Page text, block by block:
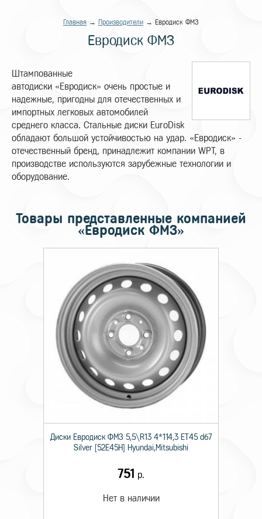
Главная → Производители → Евродиск ФМЗ
Евродиск ФМЗ
Штампованные
автодиски «Евродиск» очень простые и
надежные, пригодны для отечественных и
импортных легковых автомобилей
среднего класса. Стальные диски EuroDisk
обладают большой устойчивостью на удар. «Евродиск» -
отечественный бренд, принадлежит компании WPT, в
производстве используются зарубежные технологии и
оборудование.
Товары представленные компанией
«Евродиск ФМЗ»
Диски Евродиск ФМЗ 5,5\R13 4*114,3 ET45 d67
Silver [52E45H] Hyundai,Mitsubishi
751 р.
Нет в наличии